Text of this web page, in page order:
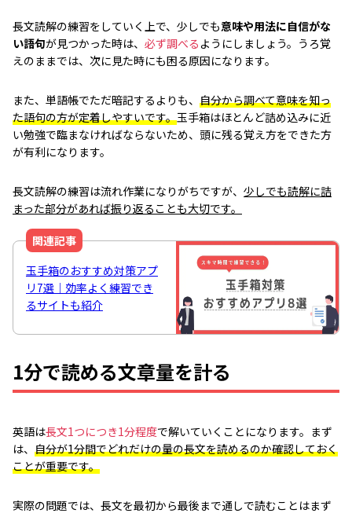
長文読解の練習をしていく上で、少しでも意味や用法に自信がな
い語句が見つかった時は、 必ず調べる ようにしましょう。うろ覚
えのままでは、次に見た時にも困る原因になります。
また、単語帳でただ暗記するよりも、 自分から調べて意味を知っ
た語句の方が定着しやすいです。玉手箱はほとんど詰め込みに近
い勉強で臨まなければならないため、頭に残る覚え方をできた方
が有利になります。
長文読解の練習は流れ作業になりがちですが、 少しでも読解に詰
まった部分があれば振り返ることも大切です。
関連記事
玉手箱のおすすめ対策アプ
リ7選｜効率よく練習でき
るサイトも紹介
1分で読める文章量を計る
英語は長文1つにつき1分程度で解いていくことになります。まず
は、 自分が1分間でどれだけの量の長文を読めるのか確認しておく
ことが重要です。
実際の問題では、長文を最初から最後まで通しで読むことはまず